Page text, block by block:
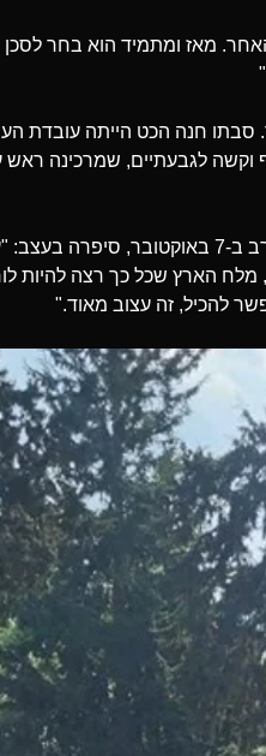
מאז ומתמיד הוא בחר
סבתו חנה הכט הייתה עובדת
וקשה לגבעתיים, שמרכינה ראש
סגנית ראש עיריית גבעתיים, אור-ליב ניב, שבנה עמרי ז"ל נפל
הארץ שכל כך רצה להיות
להכיל, זה עצוב מאוד."